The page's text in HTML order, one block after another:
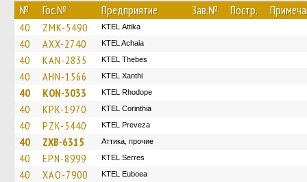
№ Гос.№ Предприятие Зав.№ Постр.
40 ZMK-5490 KΤΕL Αttika
40 AXX-2740 KTEL Achaia
40 KAN-2835 KTEL Thebes
40 AHN-1566 KTEL Xanthi
40 KON-3033 KTEL Rhodope
40 KPK-1970 KTEL Corinthia
40 PZK-5440 KTEL Preveza
40 ZXB-6315 Аттика, прочие
40 EPN-8999 KTEL Serres
40 XAO-7900 ΚΤΕL Euboea